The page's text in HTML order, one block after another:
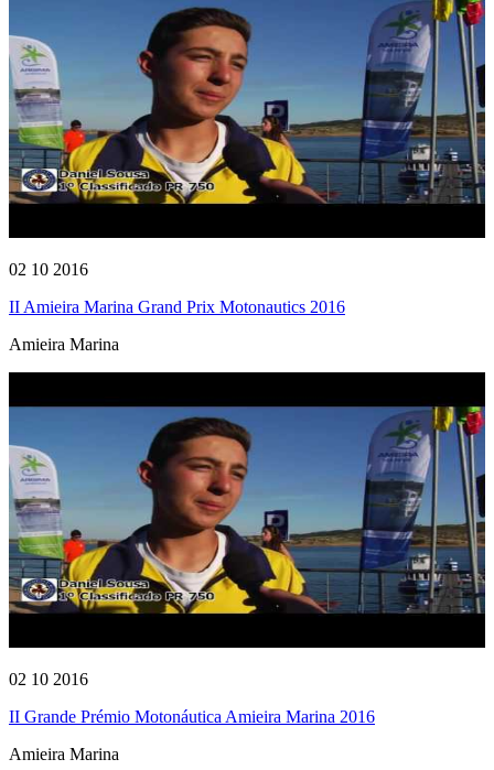
02 10 2016
II Amieira Marina Grand Prix Motonautics 2016
Amieira Marina
02 10 2016
II Grande Prémio Motonáutica Amieira Marina 2016
Amieira Marina